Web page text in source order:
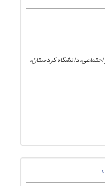
دانشگاه کردستان،